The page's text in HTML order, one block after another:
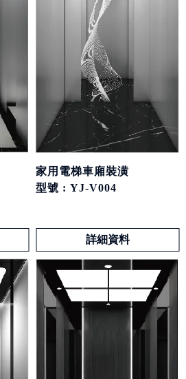
家用電梯車廂裝潢
型號 : YJ-V004
詳細資料